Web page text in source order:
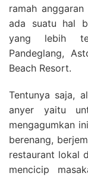
ramah
ada suatu hal
yang lebih
Pandeglang,
Beach Resort.
Tentunya saja,
anyer yaitu
mengagumkan
berenang,
restaurant lokal
mencicip